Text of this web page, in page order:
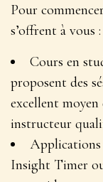
Pour
s’offrent à vous :
Cours en
proposent des
excellent
instructeur
Applications
Insight Timer